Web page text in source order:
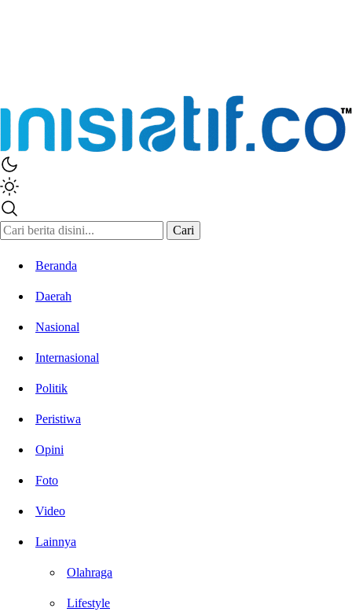
Cari
Beranda
Daerah
Nasional
Internasional
Politik
Peristiwa
Opini
Foto
Video
Lainnya
Olahraga
Lifestyle